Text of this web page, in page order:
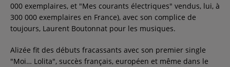
000 exemplaires, et "Mes courants électriques" vendus, lui, à
300 000 exemplaires en France), avec son complice de
toujours, Laurent Boutonnat pour les musiques.
Alizée fit des débuts fracassants avec son premier single
"Moi… Lolita", succès français, européen et même dans le